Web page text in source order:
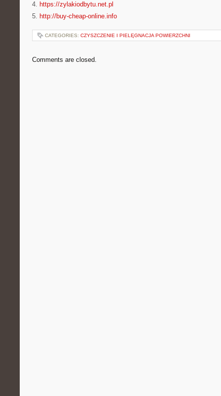
4. https://zylakiodbytu.net.pl
5. http://buy-cheap-online.info
CATEGORIES: CZYSZCZENIE I PIELĘGNACJA POWIERZCHNI
Comments are closed.